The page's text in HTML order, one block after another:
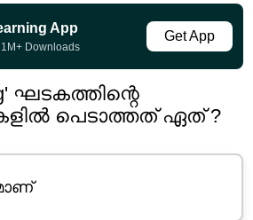
App
1M+ Downloads
Get App
ഘടകത്തിന്റെ
പെടാത്തത് ഏത് ?